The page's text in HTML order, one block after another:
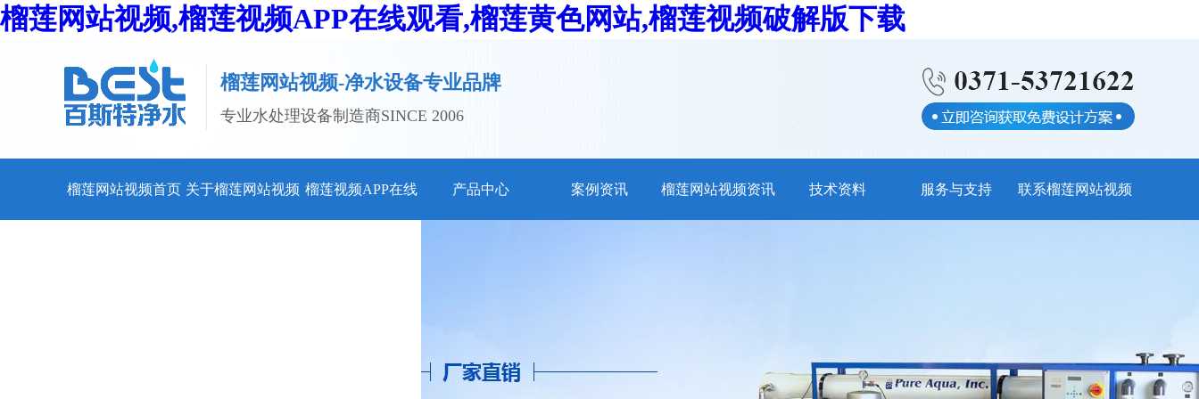
榴莲网站视频,榴莲视频APP在线观看,榴莲黄色网站,榴莲视频破解版下载
榴莲网站视频-净水设备专业品牌
专业水处理设备制造商SINCE 2006
榴莲网站视频首页 关于榴莲网站视频 榴莲视频APP在线 产品中心 案例资讯 榴莲网站视频资讯 技术资料 服务与支持 联系榴莲网站视频